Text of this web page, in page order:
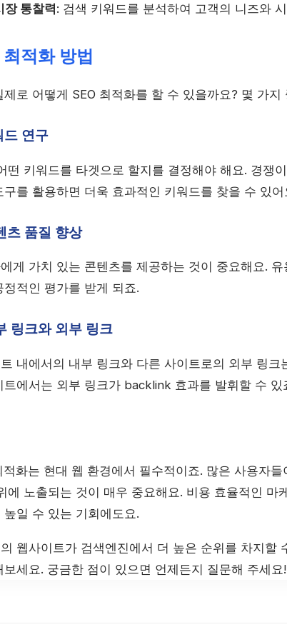
장 통찰력: 검색 키워드를 분석하여 고객의 니즈와
적화 방법
제로 어떻게 SEO 최적화를 할 수 있을까요? 몇 가
드 연구
떤 키워드를 타겟으로 할지를 결정해야 해요. 경쟁
구를 활용하면 더욱 효과적인 키워드를 찾을 수 있어
츠 품질 향상
게 가치 있는 콘텐츠를 제공하는 것이 중요해요.
정적인 평가를 받게 되죠.
링크와 외부 링크
내에서의 내부 링크와 다른 사이트로의 외부 링
트에서는 외부 링크가 backlink 효과를 발휘할 수 있
적화는 현대 웹 환경에서 필수적이죠. 많은 사용자
에 노출되는 것이 매우 중요해요. 비용 효율적인 마
높일 수 있는 기회에도요.
웹사이트가 검색엔진에서 더 높은 순위를 차지할
보세요. 궁금한 점이 있으면 언제든지 질문해 주세요!